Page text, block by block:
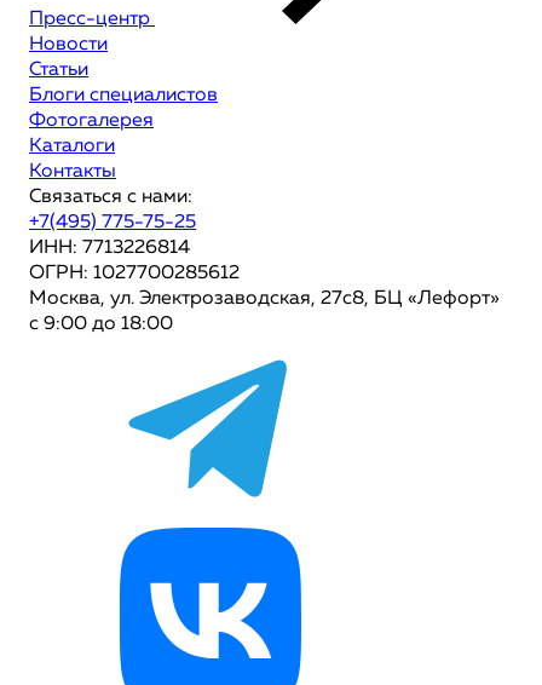
Пресс-центр
Новости
Статьи
Блоги специалистов
Фотогалерея
Каталоги
Контакты
Связаться с нами:
+7(495) 775-75-25
ИНН: 7713226814
ОГРН: 1027700285612
Москва, ул. Электрозаводская, 27с8, БЦ «Лефорт»
с 9:00 до 18:00